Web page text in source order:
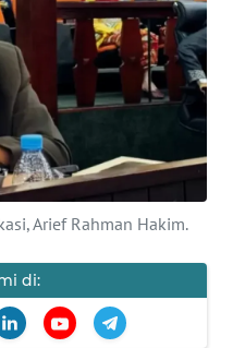
Arief Rahman Hakim.
di: